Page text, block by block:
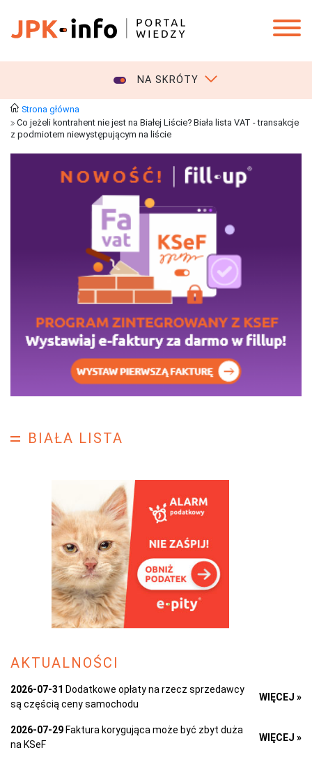
NA SKRÓTY
Strona główna
Co jeżeli kontrahent nie jest na Białej Liście? Biała lista VAT - transakcje
z podmiotem niewystępującym na liście
BIAŁA LISTA
AKTUALNOŚCI
2026-07-31 Dodatkowe opłaty na rzecz sprzedawcy
są częścią ceny samochodu
WIĘCEJ »
2026-07-29 Faktura korygująca może być zbyt duża
na KSeF
WIĘCEJ »